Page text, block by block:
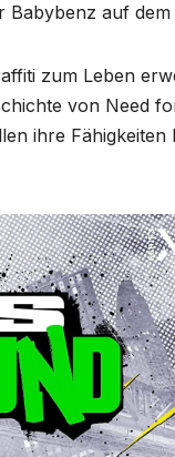
Babybenz auf dem
zum Leben
von Need
ihre